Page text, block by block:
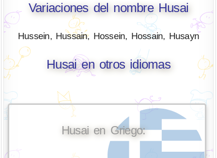
Variaciones del nombre Husai
Hussein, Hussain, Hossein, Hossain, Husayn
Husai en otros idiomas
Husai en Griego: